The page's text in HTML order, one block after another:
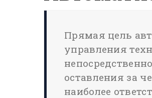
Прямая цель
управления
оставления за
наиболее